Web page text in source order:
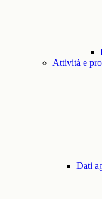
Attività e
Dati